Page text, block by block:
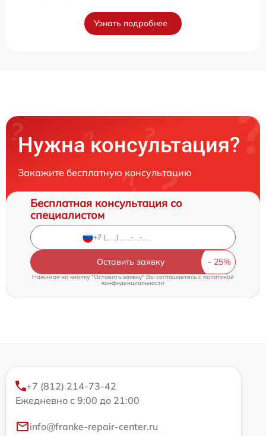
Узнать подробнее
Нужна консультация?
Закажите бесплатную консультацию
Бесплатная консультация со
специалистом
Оставить заявку
Нажимая на кнопку "Оставить заявку" Вы соглашаетесь cполитикой
конфиденциальности
+7 (812) 214-73-42
Ежедневно с 9:00 до 21:00
info@franke-repair-center.ru